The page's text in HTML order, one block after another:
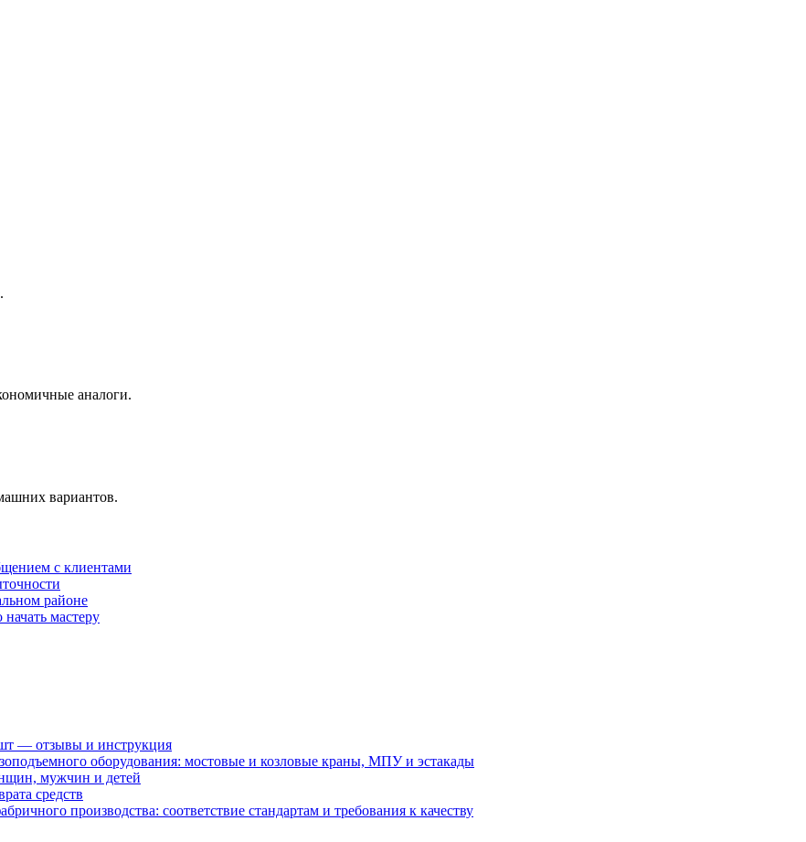
аналоги.
вариантов.
с клиентами
районе
мастеру
— отзывы и инструкция
оборудования: мостовые и козловые краны, МПУ и эстакады
мужчин и детей
средств
производства: соответствие стандартам и требования к качеству